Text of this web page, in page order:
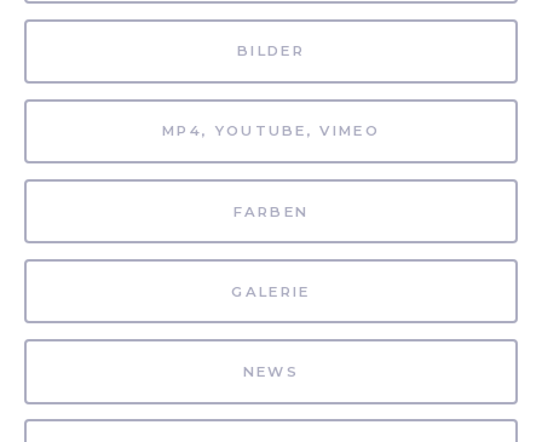
BILDER
MP4, YOUTUBE, VIMEO
FARBEN
GALERIE
NEWS